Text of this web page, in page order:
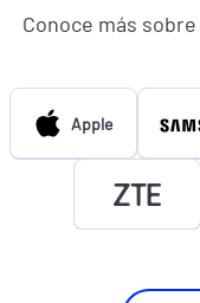
Conoce más sobre
Apple